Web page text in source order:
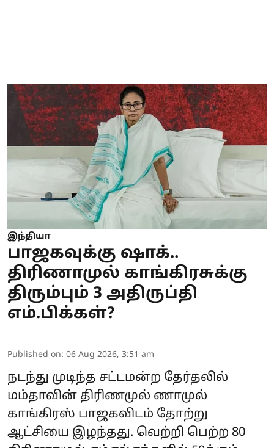
இந்தியா
பாஜகவுக்கு ஷாக்..
திரிணாமுல் காங்கிரசுக்கு
திரும்பும் 3 அதிருப்தி
எம்.பிக்கள்?
Published on: 06 Aug 2026, 3:51 am
நடந்து முடிந்த சட்டமன்ற தேர்தலில்
மம்தாவின் திரிணமுல் ணாமுல்
காங்கிரஸ் பாஜகவிடம் தோற்று
ஆட்சியை இழந்தது. வெற்றி பெற்ற 80